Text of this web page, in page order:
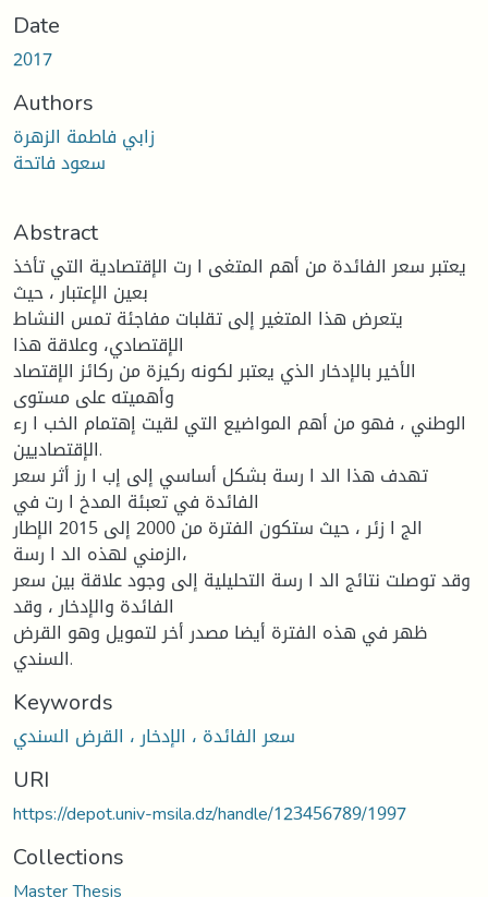
Date
2017
Authors
زابي فاطمة الزهرة
سعود فاتحة
Abstract
یعتبر سعر الفائدة من أهم المتغی ا رت الإقتصادیة التي تأخذ
بعین الإعتبار ، حیث
یتعرض هذا المتغیر إلى تقلبات مفاجئة تمس النشاط
الإقتصادي، وعلاقة هذا
الأخیر بالإدخار الذي یعتبر لكونه ركیزة من ركائز الإقتصاد
وأهمیته على مستوى
الوطني ، فهو من أهم المواضیع التي لقیت إهتمام الخب ا رء
الإقتصادیین.
تهدف هذا الد ا رسة بشكل أساسي إلى إب ا رز أثر سعر
الفائدة في تعبئة المدخ ا رت في
الج ا زئر ، حیث ستكون الفترة من 2000 إلى 2015 الإطار
الزمني لهذه الد ا رسة،
وقد توصلت نتائج الد ا رسة التحلیلیة إلى وجود علاقة بین سعر
الفائدة والإدخار ، وقد
ظهر في هذه الفترة أیضا مصدر أخر لتمویل وهو القرض
السندي.
Keywords
سعر الفائدة ، الإدخار ، القرض السندي
URI
https://depot.univ-msila.dz/handle/123456789/1997
Collections